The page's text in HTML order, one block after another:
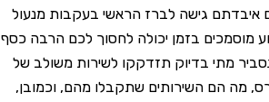
גישה לברז הראשי בעקבות מנעול
בזמן יכולה לחסוך לכם הרבה כסף
בדיוק תזדקקו לשירות משולב של
הם השירותים שתקבלו מהם, וכמובן,